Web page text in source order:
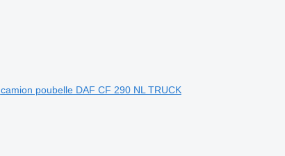
camion poubelle DAF CF 290 NL TRUCK